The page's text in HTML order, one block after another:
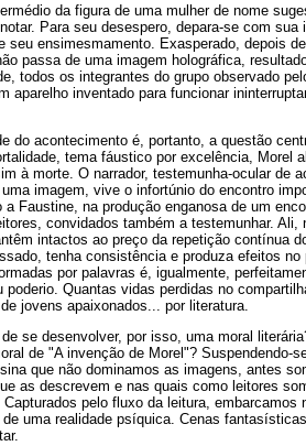
da figura de uma mulher de nome
Para seu desespero, depara-se com
seu ensimesmamento. Exasperado, depois
passa de uma imagem holográfica,
todos os integrantes do grupo observado
aparelho inventado para funcionar
do acontecimento é, portanto, a questão
tema fáustico por excelência, Morel
à morte. O narrador, testemunha-ocular de
imagem, vive o infortúnio do encontro
a Faustine, na produção enganosa de um
convidados também a testemunhar.
intactos ao preço da repetição contínua
tenha consistência e produza efeitos
por palavras é, igualmente,
Quantas vidas perdidas no
jovens apaixonados... por literatura.
se desenvolver, por isso, uma moral
de "A invenção de Morel"? Suspendendo-
que não dominamos as imagens, antes
as descrevem e nas quais como leitores
pelo fluxo da leitura, embarcamos
uma realidade psíquica. Cenas